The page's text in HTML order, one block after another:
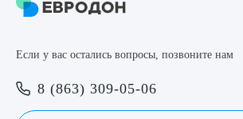
Если у вас остались вопросы, позвоните нам
8 (863) 309-05-06
ОТПРАВИТЬ
Я даю согласие наобработку персональных данных